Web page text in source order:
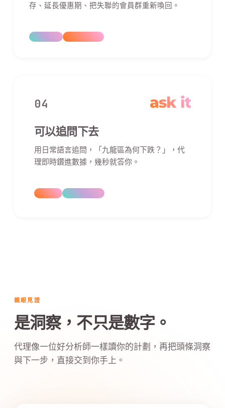
存、延長優惠期、把失聯的會員群重新喚回。
04 ask it
可以追問下去
用日常語言追問，「九龍區為何下跌？」，代
理即時鑽進數據，幾秒就答你。
親眼見證
是洞察，不只是數字。
代理像一位好分析師一樣讀你的計劃，再把頭條洞察
與下一步，直接交到你手上。